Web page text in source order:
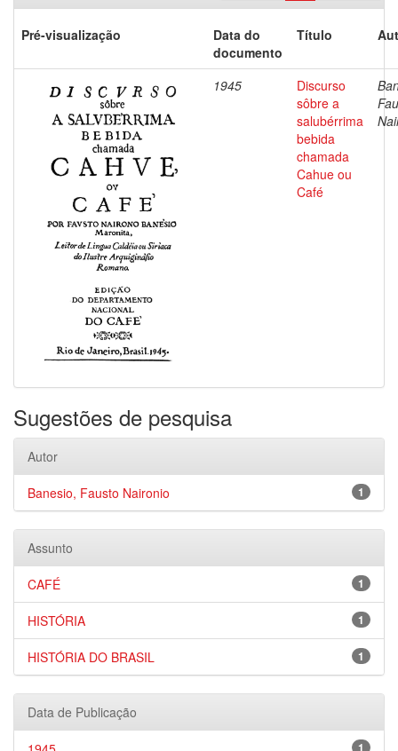
Pré-visualização
Data do
documento
Título
1945
Discurso
sôbre a
salubérrima
bebida
chamada
Cahue ou
Café
Sugestões de pesquisa
Autor
1
Banesio, Fausto Naironio
Assunto
1
CAFÉ
1
HISTÓRIA
1
HISTÓRIA DO BRASIL
Data de Publicação
1